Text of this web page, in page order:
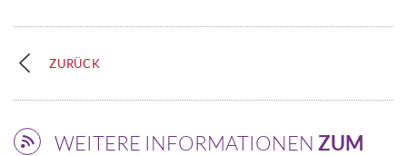
ZURÜCK
WEITERE INFORMATIONEN ZUM